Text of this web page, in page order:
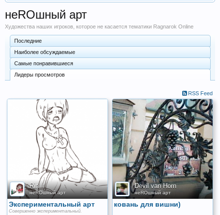
неROшный арт
Художества наших игроков, которое не касается тематики Ragnarok Online
Последние
Наиболее обсуждаемые
Самые понравившиеся
Лидеры просмотров
RSS Feed
Rin
неROшный арт
Экспериментальный арт
Совершенно экспериментальный.
Devil van Horn
неROшный арт
ковань для вишни)